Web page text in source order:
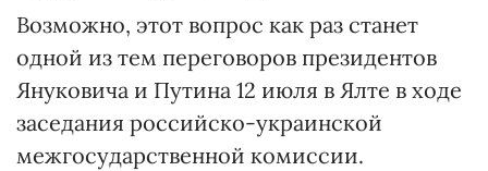
Возможно, этот вопрос как раз станет
одной из тем переговоров президентов
Януковича и Путина 12 июля в Ялте в ходе
заседания российско-украинской
межгосударственной комиссии.